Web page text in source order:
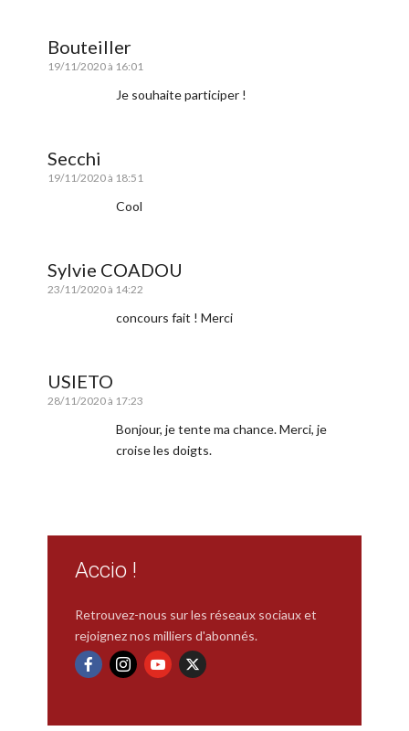
Bouteiller
19/11/2020 à 16:01
Je souhaite participer !
Secchi
19/11/2020 à 18:51
Cool
Sylvie COADOU
23/11/2020 à 14:22
concours fait ! Merci
USIETO
28/11/2020 à 17:23
Bonjour, je tente ma chance. Merci, je
croise les doigts.
Accio !
Retrouvez-nous sur les réseaux sociaux et
rejoignez nos milliers d'abonnés.